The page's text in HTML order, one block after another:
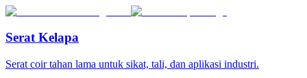
Serat Kelapa
Serat coir tahan lama untuk sikat, tali, dan aplikasi industri.